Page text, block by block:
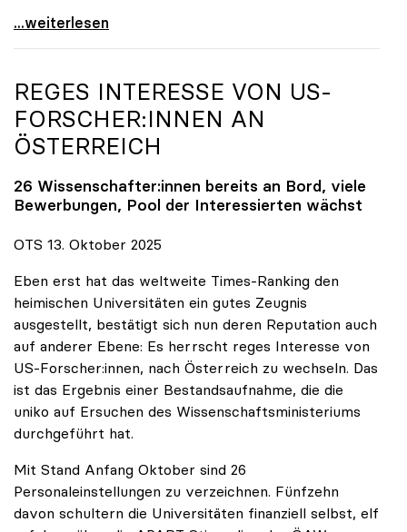
Universitäten: Hochschulstrategie 2040 muss eine
...weiterlesen
REGES INTERESSE VON US-
FORSCHER:INNEN AN
ÖSTERREICH
26 Wissenschafter:innen bereits an Bord, viele
Bewerbungen, Pool der Interessierten wächst
OTS 13. Oktober 2025
Eben erst hat das weltweite Times-Ranking den
heimischen Universitäten ein gutes Zeugnis
ausgestellt, bestätigt sich nun deren Reputation auch
auf anderer Ebene: Es herrscht reges Interesse von
US-Forscher:innen, nach Österreich zu wechseln. Das
ist das Ergebnis einer Bestandsaufnahme, die die
uniko auf Ersuchen des Wissenschaftsministeriums
durchgeführt hat.
Mit Stand Anfang Oktober sind 26
Personaleinstellungen zu verzeichnen. Fünfzehn
davon schultern die Universitäten finanziell selbst, elf